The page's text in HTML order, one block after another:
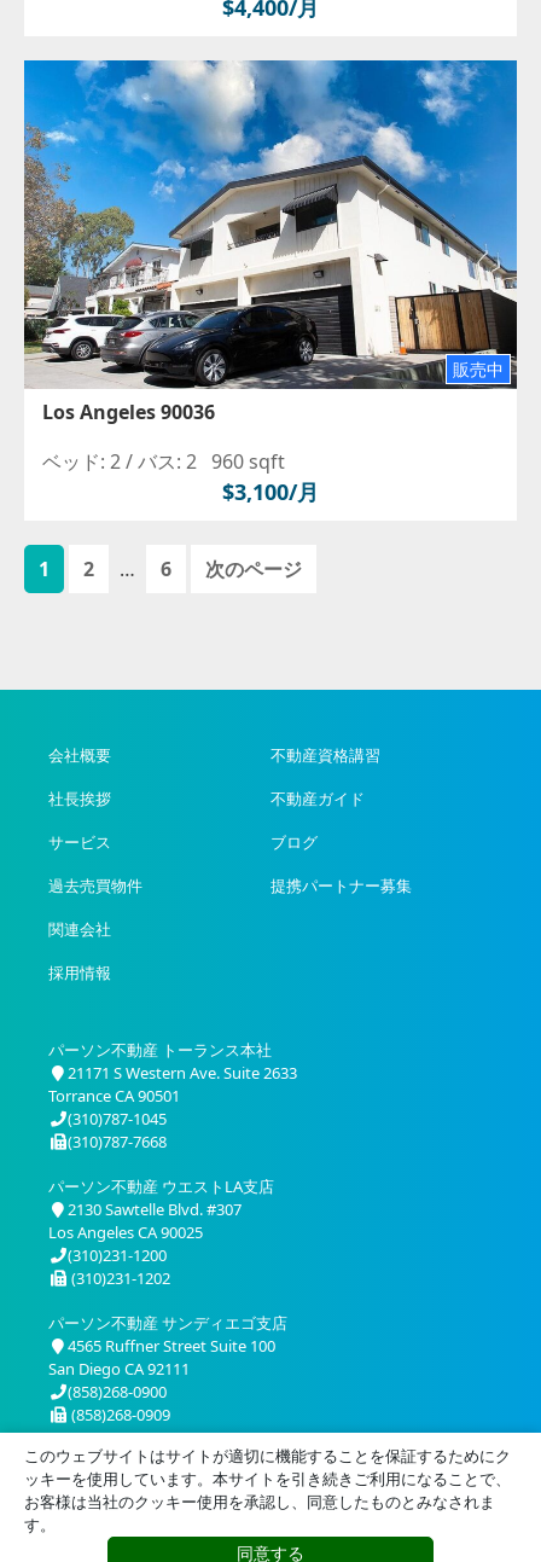
$4,400/月
販売中
Los Angeles 90036
ベッド: 2 /バス: 2 960 sqft
$3,100/月
ペ
ー
1
ペ
2 …
ペ
6 次のページ
会社概要
社長挨拶
サービス
過去売買物件
関連会社
採用情報
不動産資格講習
不動産ガイド
ブログ
提携パートナー募集
パーソン不動産 トーランス本社
21171 S Western Ave. Suite 2633
Torrance CA 90501
(310)787-1045
(310)787-7668
パーソン不動産 ウエストLA支店
2130 Sawtelle Blvd. #307
Los Angeles CA 90025
(310)231-1200
(310)231-1202
パーソン不動産 サンディエゴ支店
4565 Ruffner Street Suite 100
San Diego CA 92111
(858)268-0900
(858)268-0909
このウェブサイトはサイトが適切に機能することを保証するためにク
ッキーを使用しています。本サイトを引き続きご利用になることで、
お客様は当社のクッキー使用を承認し、同意したものとみなされま
す。
同意する